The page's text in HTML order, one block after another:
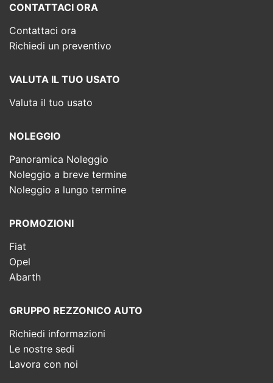
CONTATTACI ORA
Contattaci ora
Richiedi un preventivo
VALUTA IL TUO USATO
Valuta il tuo usato
NOLEGGIO
Panoramica Noleggio
Noleggio a breve termine
Noleggio a lungo termine
PROMOZIONI
Fiat
Opel
Abarth
GRUPPO REZZONICO AUTO
Richiedi informazioni
Le nostre sedi
Lavora con noi